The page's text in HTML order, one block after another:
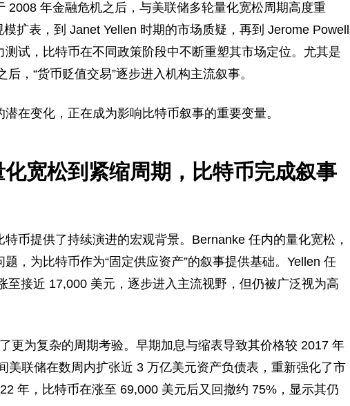
2008 年金融危机之后，与美联储多轮量化宽松周期高度重
扩表，到 Janet Yellen 时期的市场质疑，再到 Jerome Powell
试，比特币在不同政策阶段中不断重塑其市场定位。尤其是
，“货币贬值交易”逐步进入机构主流叙事。
在变化，正在成为影响比特币叙事的重要变量。
宽松到紧缩周期，比特币完成叙事
币提供了持续演进的宏观背景。Bernanke 任内的量化宽松，
，为比特币作为“固定供应资产”的叙事提供基础。Yellen 任
至接近 17,000 美元，逐步进入主流视野，但仍被广泛视为高
更为复杂的周期考验。早期加息与缩表导致其价格较 2017 年
美联储在数周内扩张近 3 万亿美元资产负债表，重新强化了市
年，比特币在涨至 69,000 美元后又回撤约 75%，显示其仍